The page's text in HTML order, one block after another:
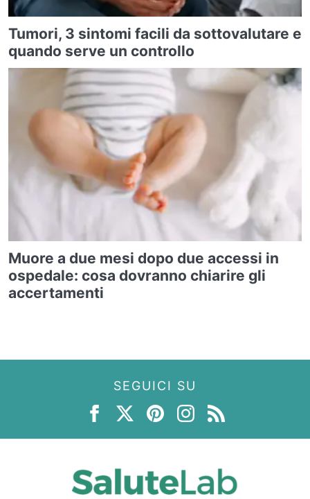
Tumori, 3 sintomi facili da sottovalutare e
quando serve un controllo
Muore a due mesi dopo due accessi in
ospedale: cosa dovranno chiarire gli
accertamenti
SEGUICI SU